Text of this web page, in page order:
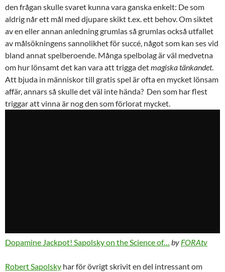
den frågan skulle svaret kunna vara ganska enkelt: De som
aldrig når ett mål med djupare skikt t.ex. ett behov. Om siktet
av en eller annan anledning grumlas så grumlas också utfallet
av målsökningens sannolikhet för succé, något som kan ses vid
bland annat spelberoende. Många spelbolag är väl medvetna
om hur lönsamt det kan vara att trigga detmagiska tänkandet.
Att bjuda in människor till gratis spel är ofta en mycket lönsam
affär, annars så skulle det väl inte hända? Den som har flest
triggar att vinna är nog den som förlorat mycket.
Dopamine Jackpot! Sapolsky on the Science of… by FORAtv
Robert Sapolsky har för övrigt skrivit en del intressant om